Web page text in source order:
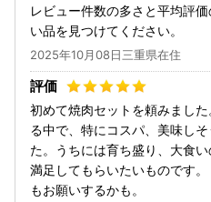
レビュー件数の多さと平均評
い品を見つけてください。
2025年10月08日三重県在住
初めて焼肉セットを頼みまし
る中で、特にコスパ、美味し
た。うちには育ち盛り、大食
満足してもらいたいものです
もお願いするかも。